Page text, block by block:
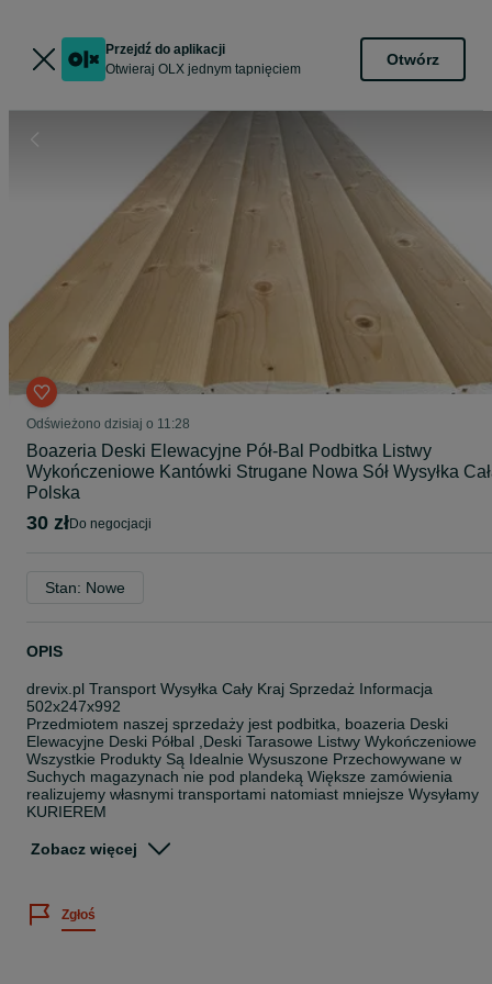
Przejdź do aplikacji
Otwieraj OLX jednym tapnięciem
Otwórz
Odświeżono dzisiaj o 11:28
Boazeria Deski Elewacyjne Pół-Bal Podbitka Listwy
Wykończeniowe Kantówki Strugane Nowa Sół Wysyłka
Polska
30 zł do negocjacji
Stan: Nowe
OPIS
drevix.pl Transport Wysyłka Cały Kraj Sprzedaż Informacja
502x247x992
Przedmiotem naszej sprzedaży jest podbitka, boazeria Deski
Elewacyjne Deski Półbal ,Deski Tarasowe Listwy Wykończeniowe
Wszystkie Produkty Są Idealnie Wysuszone Przechowywane w
Suchych magazynach nie pod plandeką Większe zamówienia
realizujemy własnymi transportami natomiast mniejsze Wysyłamy
KURIEREM
Gr 11mm szer9,6 długość 2 , 2,5mb/3mb Idealnie nadaje się na
Gr. 2 cm szer. 13 cm długość 3m/4m
Gr.2.2 cm szer 12cm dłg 4 mb dwustronna profil Softline
Zobacz więcej
Zgłoś